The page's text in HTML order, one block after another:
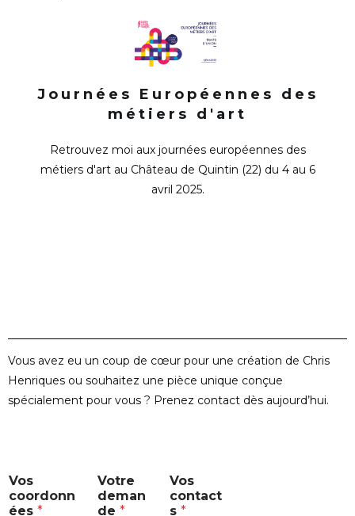
Journées Européennes des
métiers d'art
Retrouvez moi aux journées européennes des
métiers d'art au Château de Quintin (22) du 4 au 6
avril 2025.
Vous avez eu un coup de cœur pour une création de Chris
Henriques ou souhaitez une pièce unique conçue
spécialement pour vous ? Prenez contact dès aujourd’hui.
o
t
Vos
coordonn
ées *
Votre
deman
de *
Vos
contact
s*